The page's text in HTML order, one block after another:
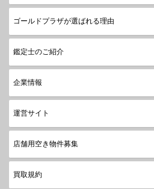
ゴールドプラザが選ばれる理由
鑑定士のご紹介
企業情報
運営サイト
店舗用空き物件募集
買取規約